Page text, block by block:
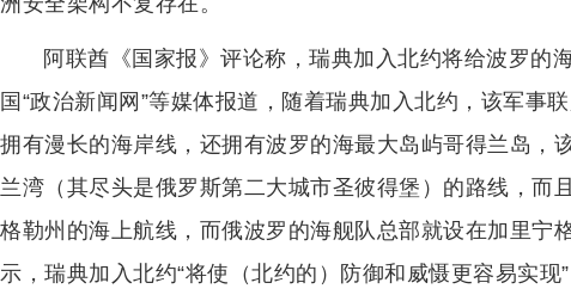
阿联酋《国家报》评论称，瑞典加入北约将给波罗的
国“政治新闻网”等媒体报道，随着瑞典加入北约，该军事
拥有漫长的海岸线，还拥有波罗的海最大岛屿哥得兰岛，
兰湾（其尽头是俄罗斯第二大城市圣彼得堡）的路线，而
格勒州的海上航线，而俄波罗的海舰队总部就设在加里宁
示，瑞典加入北约“将使（北约的）防御和威慑更容易实